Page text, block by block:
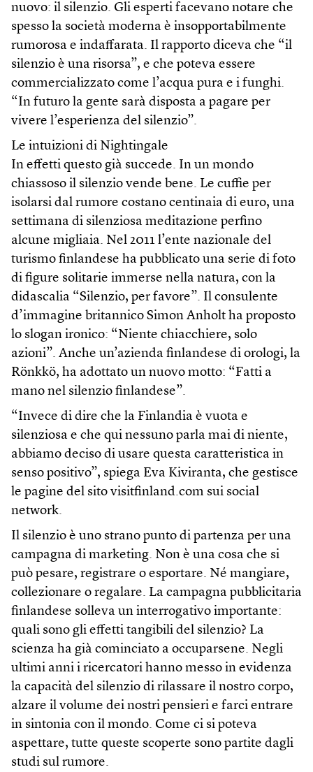
nuovo: il silenzio. Gli esperti facevano notare che
spesso la società moderna è insopportabilmente
rumorosa e indaffarata. Il rapporto diceva che “il
silenzio è una risorsa”, e che poteva essere
commercializzato come l’acqua pura e i funghi.
“In futuro la gente sarà disposta a pagare per
vivere l’esperienza del silenzio”.
Le intuizioni di Nightingale
In effetti questo già succede. In un mondo
chiassoso il silenzio vende bene. Le cuffie per
isolarsi dal rumore costano centinaia di euro, una
settimana di silenziosa meditazione perfino
alcune migliaia. Nel 2011 l’ente nazionale del
turismo finlandese ha pubblicato una serie di foto
di figure solitarie immerse nella natura, con la
didascalia “Silenzio, per favore”. Il consulente
d’immagine britannico Simon Anholt ha proposto
lo slogan ironico: “Niente chiacchiere, solo
azioni”. Anche un’azienda finlandese di orologi, la
Rönkkö, ha adottato un nuovo motto: “Fatti a
mano nel silenzio finlandese”.
“Invece di dire che la Finlandia è vuota e
silenziosa e che qui nessuno parla mai di niente,
abbiamo deciso di usare questa caratteristica in
senso positivo”, spiega Eva Kiviranta, che gestisce
le pagine del sito visitfinland.com sui social
network.
Il silenzio è uno strano punto di partenza per una
campagna di marketing. Non è una cosa che si
può pesare, registrare o esportare. Né mangiare,
collezionare o regalare. La campagna pubblicitaria
finlandese solleva un interrogativo importante:
quali sono gli effetti tangibili del silenzio? La
scienza ha già cominciato a occuparsene. Negli
ultimi anni i ricercatori hanno messo in evidenza
la capacità del silenzio di rilassare il nostro corpo,
alzare il volume dei nostri pensieri e farci entrare
in sintonia con il mondo. Come ci si poteva
aspettare, tutte queste scoperte sono partite dagli
studi sul rumore.